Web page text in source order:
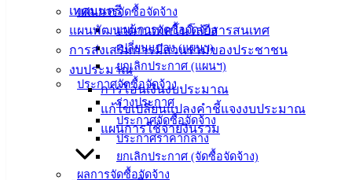
แผนการจัดซื้อจัดจ้าง
แผนการจัดซื้อจัดจ้าง
เปลี่ยนแปลง (แผนฯ)
ยกเลิกประกาศ (แผนฯ)
ประกาศจัดซื้อจัดจ้าง
ร่างประกาศ
ประกาศจัดซื้อจัดจ้าง
ประกาศราคากลาง
ยกเลิกประกาศ (จัดซื้อจัดจ้าง)
ผลการจัดซื้อจัดจ้าง
เทศมนตรี
แผนพัฒนาด้านเทคโนโลยีสารสนเทศ
การส่งเสริมการมีส่วนร่วมของประชาชน
งบประมาณ
การโอนเงินงบประมาณ
แก้ไขเปลี่ยนแปลงคำชี้แจงงบประมาณ
แผนการใช้จ่ายงินรวม
ติดต่อ
เทศบาล
สายตรง
เทศบาล
ผู้บริหาร